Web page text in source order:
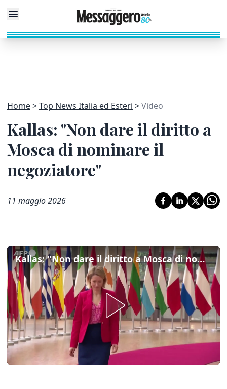
Home Top News Italia ed Esteri Video
Kallas: "Non dare il diritto a
Mosca di nominare il
negoziatore"
11 maggio 2026
Kallas: "Non dare il diritto a Mosca di nominare il negoziatore"